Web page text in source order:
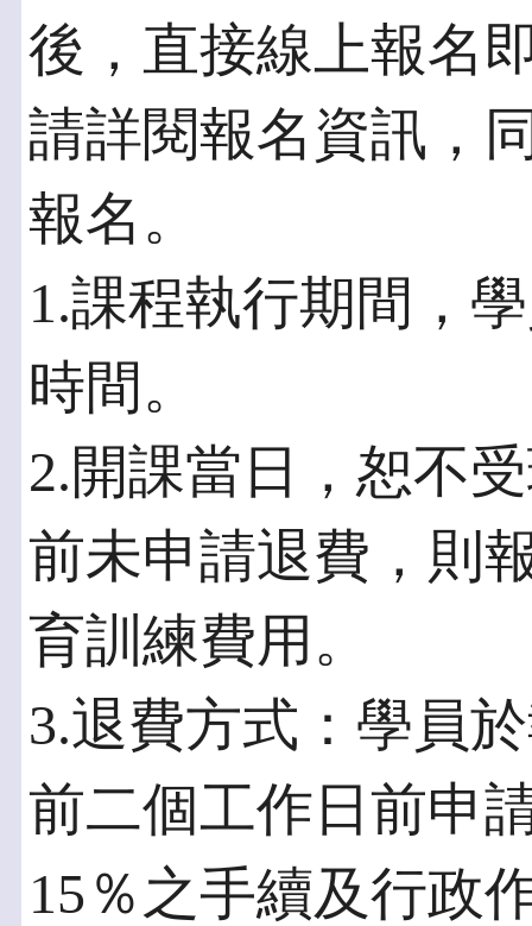
後，直接線上報名
請詳閱報名資訊，
報名。
1.課程執行期間，
時間。
2.開課當日，恕不
前未申請退費，則
育訓練費用。
3.退費方式：學員
前二個工作日前申
15％之手續及行政